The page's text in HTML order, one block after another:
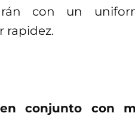
con un
rapidez.
conjunto con